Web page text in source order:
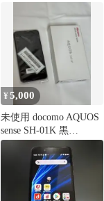
¥5,000
未使用 docomo AQUOS
sense SH-01K 黒
ANR015